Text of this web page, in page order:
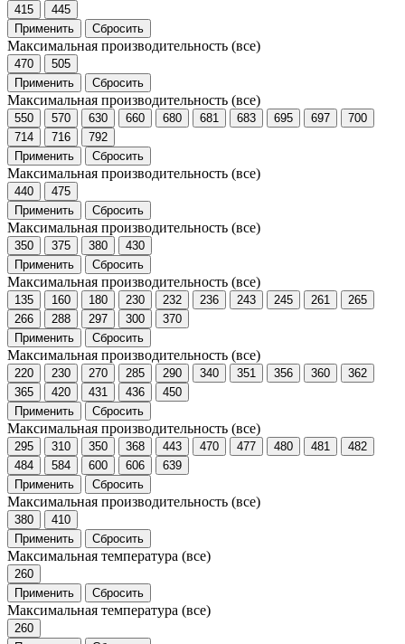
415
445
Применить
Сбросить
Максимальная производительность (все)
470
505
Применить
Сбросить
Максимальная производительность (все)
550 570 630 660 680 681 683 695 697
700
714
716
792
Применить
Сбросить
Максимальная производительность (все)
440
475
Применить
Сбросить
Максимальная производительность (все)
350 375 380
430
Применить
Сбросить
Максимальная производительность (все)
135 160 180 230 232 236 243 245 261
265
266
288 297 300
370
Применить
Сбросить
Максимальная производительность (все)
220 230 270 285 290 340 351 356 360
362
365
420 431 436
450
Применить
Сбросить
Максимальная производительность (все)
295 310 350 368 443 470 477 480 481
482
484
584 600 606
639
Применить
Сбросить
Максимальная производительность (все)
380
410
Применить
Сбросить
Максимальная температура (все)
260
Применить
Сбросить
Максимальная температура (все)
260